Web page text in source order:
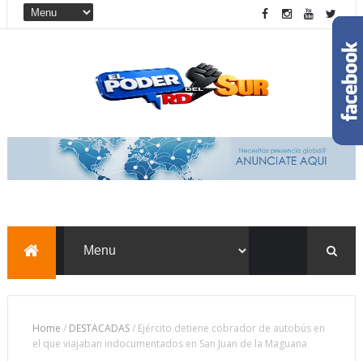
Home / DESTACADAS/ Ejército detiene cobrador de autobús en
el que viajaban indocumentados en San Juan de la Maguana